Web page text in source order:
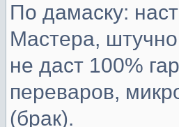
По дамаску:
Мастера,
не даст 100%
переваров,
(брак).